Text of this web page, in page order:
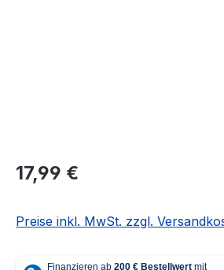
Regulärer Preis:
17,99 €
Preise inkl. MwSt. zzgl.